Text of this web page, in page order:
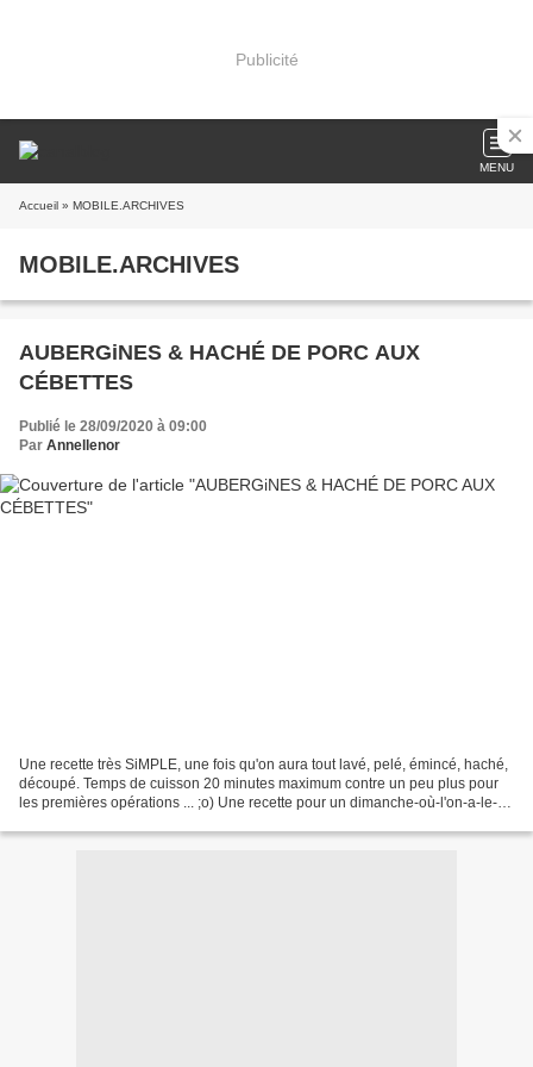
Publicité
MENU
Accueil » MOBILE.ARCHIVES
MOBILE.ARCHIVES
AUBERGiNES & HACHÉ DE PORC AUX
CÉBETTES
Publié le 28/09/2020 à 09:00
Par Annellenor
Une recette très SiMPLE, une fois qu'on aura tout lavé, pelé, émincé, haché,
découpé. Temps de cuisson 20 minutes maximum contre un peu plus pour
les premières opérations ... ;o) Une recette pour un dimanche-où-l'on-a-le-